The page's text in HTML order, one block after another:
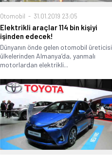
Otomobil 31.01.2019 23:05
Elektrikli araçlar 114 bin kişiyi
işinden edecek!
Dünyanın önde gelen otomobil üreticisi
ülkelerinden Almanya’da, yanmalı
motorlardan elektrikli...